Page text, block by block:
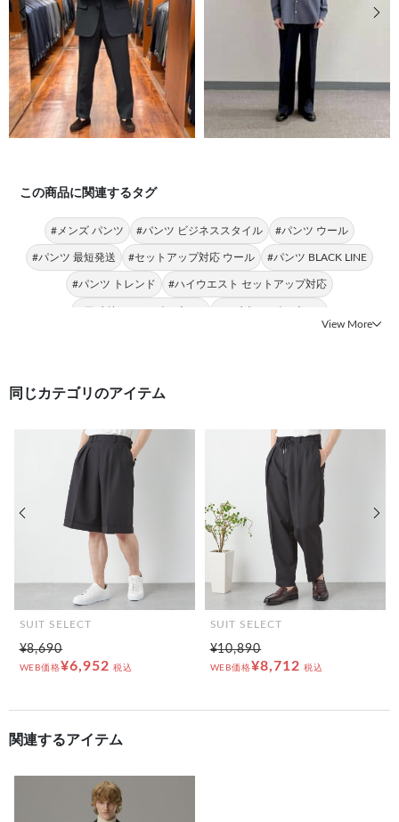
前の画像
この商品に関連するタグ
#メンズ パンツ #パンツ ビジネススタイル #パンツ ウール
#パンツ 最短発送 #セットアップ対応 ウール #パンツ BLACK LINE
#パンツ トレンド #ハイウエスト セットアップ対応
View More
同じカテゴリのアイテム
SUIT SELECT
¥8,690
WEB価格¥6,952 税込
SUIT SELECT
¥10,890
WEB価格¥8,712 税込
前の画像
関連するアイテム